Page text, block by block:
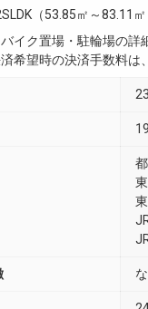
（53.85㎡～83.11㎡
イク置場・駐輪場の詳
希望時の決済手数料は